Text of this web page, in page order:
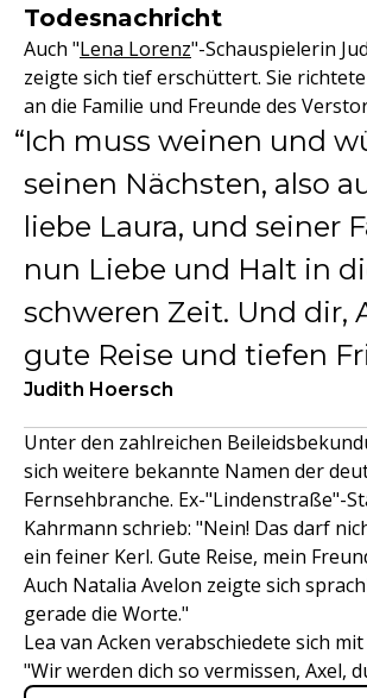
Todesnachricht
Auch "Lena Lorenz"-Schauspielerin
zeigte sich tief erschüttert. Sie
an die Familie und Freunde des
Ich muss weinen und
seinen Nächsten, also
liebe Laura, und seiner
nun Liebe und Halt in
schweren Zeit. Und dir,
gute Reise und tiefen
Judith Hoersch
Unter den zahlreichen
sich weitere bekannte Namen der
Fernsehbranche. Ex-"Lindenstraße"-
Kahrmann schrieb: "Nein! Das darf
ein feiner Kerl. Gute Reise, mein
Auch Natalia Avelon zeigte sich
gerade die Worte."
Lea van Acken verabschiedete sich
"Wir werden dich so vermissen, Axel,